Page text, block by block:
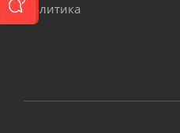
Политика